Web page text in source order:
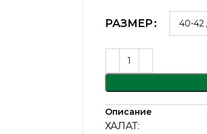
РАЗМЕР
Описание
ХАЛАТ: